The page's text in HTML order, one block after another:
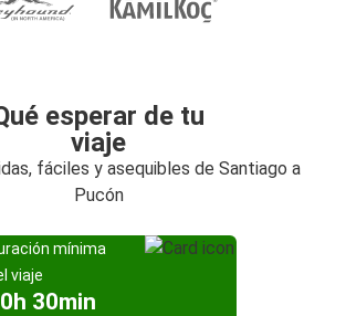
esperar de tu
viaje
fáciles y asequibles de Santiago a
Pucón
mínima
viaje
30min